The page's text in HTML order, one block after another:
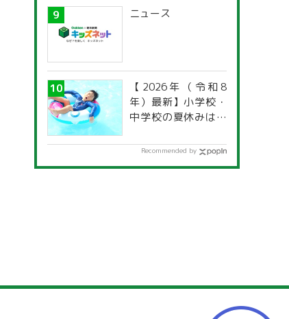
ニュース
【2026年（令和8
年）最新】小学校・
中学校の夏休みはい
道府県別「夏季休暇
Recommended by